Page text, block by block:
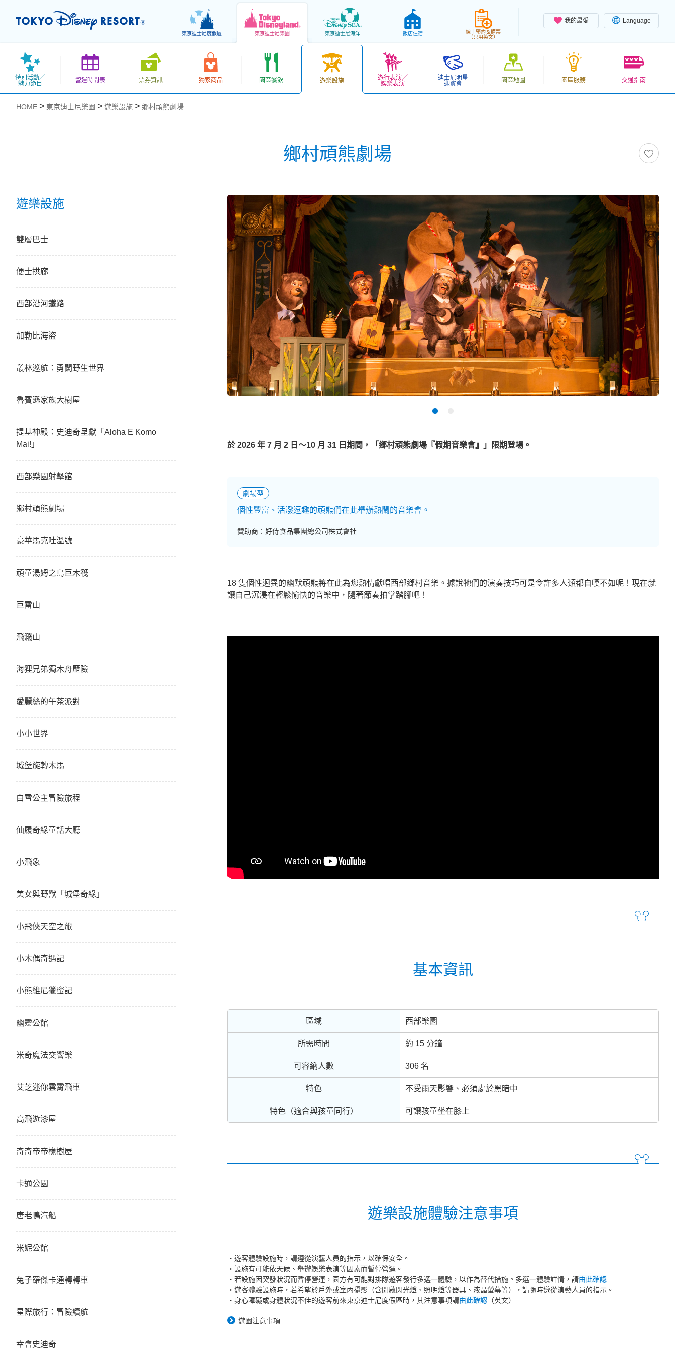
我的最愛 Language
東京迪士尼度假區 東京迪士尼樂園 東京迪士尼海洋 飯店住宿
線上預約＆購票
（只用英文）
特別活動／
魅力節目
營運時間表 票券資訊 獨家商品 園區餐飲 遊樂設施
遊行表演／
娛樂表演
迪士尼明星
迎賓會
園區地圖 園區服務 交通指南
HOME 東京迪士尼樂園 遊樂設施 鄉村頑熊劇場
鄉村頑熊劇場
於 2026 年 7 月 2 日～10 月 31 日期間，「鄉村頑熊劇場『假期音樂會』」限期登場。
劇場型
個性豐富、活潑逗趣的頑熊們在此舉辦熱鬧的音樂會。
贊助商：好侍食品集團總公司株式會社
18 隻個性迥異的幽默頑熊將在此為您熱情獻唱西部鄉村音樂。據說牠們的演奏技巧可是令許多人類都自嘆不如呢！現在就
讓自己沉浸在輕鬆愉快的音樂中，隨著節奏拍掌踏腳吧！
基本資訊
區域 西部樂園
所需時間 約 15 分鐘
可容納人數 306 名
特色 不受雨天影響、必須處於黑暗中
特色（適合與孩童同行） 可讓孩童坐在膝上
遊樂設施體驗注意事項
遊客體驗設施時，請遵從演藝人員的指示，以確保安全。
設施有可能依天候、舉辦娛樂表演等因素而暫停營運。
若設施因突發狀況而暫停營運，園方有可能對排隊遊客發行多選一體驗，以作為替代措施。多選一體驗詳情，請由此確認
遊客體驗設施時，若希望於戶外或室內攝影（含開啟閃光燈、照明燈等器具、液晶螢幕等），請隨時遵從演藝人員的指示。
身心障礙或身體狀況不佳的遊客前來東京迪士尼度假區時，其注意事項請由此確認 （英文）
遊園注意事項
遊樂設施
雙層巴士
便士拱廊
西部沿河鐵路
加勒比海盜
叢林巡航：勇闖野生世界
魯賓遜家族大樹屋
提基神殿：史迪奇呈獻「Aloha E Komo
Mai!」
西部樂園射擊館
鄉村頑熊劇場
豪華馬克吐溫號
頑童湯姆之島巨木筏
巨雷山
飛濺山
海狸兄弟獨木舟歷險
愛麗絲的午茶派對
小小世界
城堡旋轉木馬
白雪公主冒險旅程
仙履奇緣童話大廳
小飛象
美女與野獸「城堡奇緣」
小飛俠天空之旅
小木偶奇遇記
小熊維尼獵蜜記
幽靈公館
米奇魔法交響樂
艾芝迷你雲霄飛車
高飛遊漆屋
奇奇帝帝橡樹屋
卡通公園
唐老鴨汽船
米妮公館
兔子羅傑卡通轉轉車
星際旅行：冒險續航
幸會史迪奇